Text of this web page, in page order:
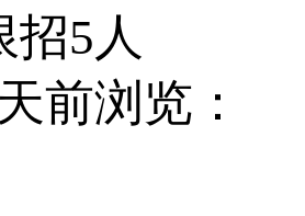
招5人
前浏览：